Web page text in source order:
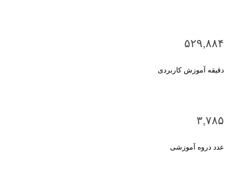
۵۲۹,۸۸۴
دقیقه آموزش کاربردی
۳,۷۸۵
عدد دروه آموزشی